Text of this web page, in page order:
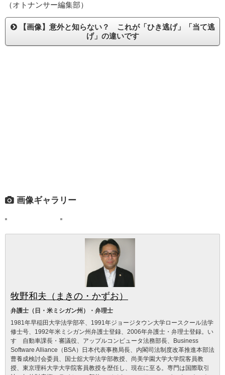
（オトナンサー編集部）
【画像】意外と知らない？ これが「ひき逃げ」「当て逃
げ」の違いです
画像ギャラリー
牧野和夫（まきの・かずお）
弁護士（日・米ミシガン州）・弁理士
1981年早稲田大学法学部卒、1991年ジョージタウン大学ロースクール法学
修士号、1992年米ミシガン州弁護士登録、2006年弁護士・弁理士登録。い
すゞ自動車課長・審議役、アップルコンピュータ法務部長、Business
Software Alliance（BSA）日本代表事務局長、内閣司法制度改革推進本部法
曹養成検討会委員、国士舘大学法学部教授、尚美学園大学大学院客員教
授、東京理科大学大学院客員教授を歴任し、現在に至る。専門は国際取引